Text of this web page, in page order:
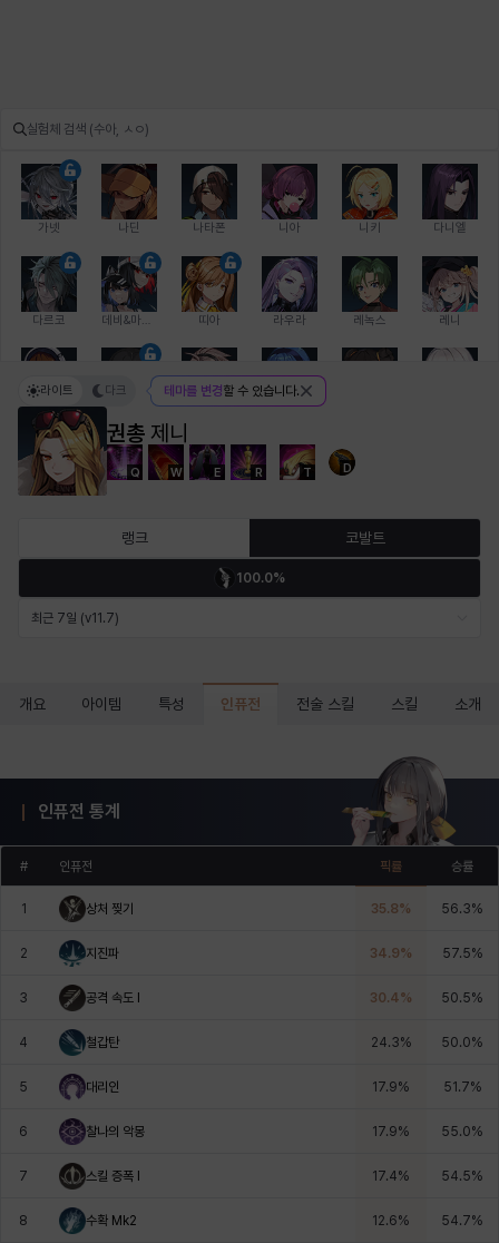
가넷 나딘 나타폰 니아 니키 다니엘
다르코 띠아 라우라 레녹스 레니
레온 루크 르노어
바바라 버니스 블레어 비앙카 비형 샬럿
쇼이치
실비아 아델라 아드리아나 아디나 아르다 아비게일
알론소 얀
에스텔 에이든 엠마 요한
윌리엄
이슈트반
권총 제니
Q W E R T D
라이트 다크 테마를 변경할 수 있습니다.
랭크 코발트
100.0%
최근 7일 (v11.7)
개요 아이템 특성 인퓨전 전술 스킬 스킬 소개
인퓨전 통계
# 인퓨전 픽률 승률
1 상처 찢기 35.8% 56.3%
2 지진파 34.9% 57.5%
3 공격 속도 I 30.4% 50.5%
4 철갑탄 24.3% 50.0%
5 대리인 17.9% 51.7%
6 찰나의 악몽 17.9% 55.0%
7 스킬 증폭 I 17.4% 54.5%
8 수확 Mk2 12.6% 54.7%